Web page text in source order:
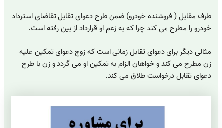
طرف مقابل ( فروشنده خودرو) ضمن طرح دعوای تقابل تقاضای استرداد
خودرو را مطرح می کند چرا که به زعم او قرارداد از بین رفته است.
مثالی دیگر برای دعوای تقابل زمانی است که زوج دعوای تمکین علیه
زن مطرح می کند و خواهان الزام به تمکین او می گردد و زن با طرح
دعوای تقابل درخواست طلاق می کند.